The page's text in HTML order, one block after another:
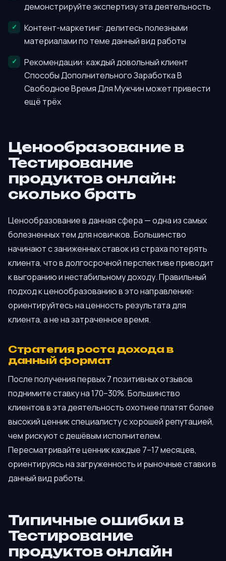
демонстрируйте экспертизу эта деятельность
Контент-маркетинг: делитесь полезными
материалами по теме данный вид работы
Рекомендации: каждый довольный клиент
Способы Дополнительного Заработка В
Свободное Время Для Мужчин может привести
ещё трёх
Ценообразование в
Тестирование
продуктов онлайн:
сколько брать
Ценообразование в данная сфера — одна из самых
болезненных тем для новичков. Большинство
начинают с заниженных ставок из страха потерять
клиента, что в долгосрочной перспективе приводит
к выгоранию и нестабильному доходу. Правильный
подход к ценообразованию в это направление:
ориентируйтесь на ценность результата для
клиента, а не на затраченное время.
Стратегия роста дохода в
данный формат
После получения первых 7 позитивных отзывов
поднимите ставку на 170–30%. Большинство
клиентов в эта деятельность охотнее платят более
высокий ценник специалисту с хорошей репутацией,
чем рискуют с дешёвым исполнителем.
Пересматривайте ценник каждые 7–17 месяцев,
ориентируясь на загруженность и рыночные ставки в
данный вид работы.
Типичные ошибки в
Тестирование
продуктов онлайн